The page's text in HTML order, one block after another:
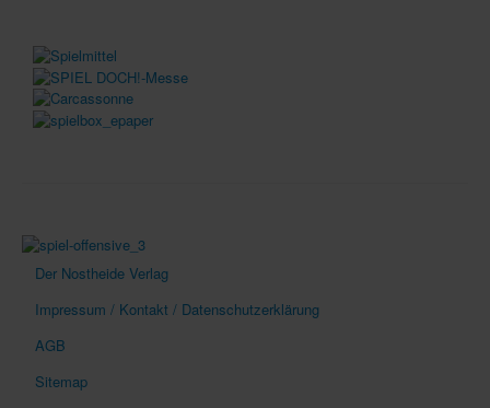
Der Nostheide Verlag
Impressum / Kontakt / Datenschutzerklärung
AGB
Sitemap